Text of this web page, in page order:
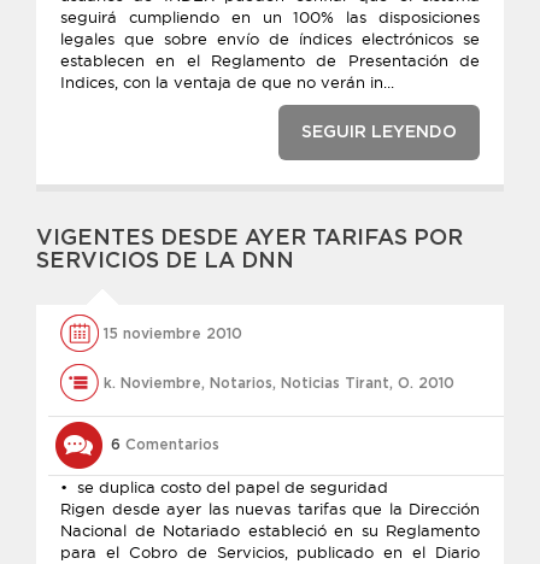
seguirá cumpliendo en un 100% las disposiciones
legales que sobre envío de índices electrónicos se
establecen en el Reglamento de Presentación de
Indices, con la ventaja de que no verán in...
SEGUIR LEYENDO
VIGENTES DESDE AYER TARIFAS POR
SERVICIOS DE LA DNN
15 noviembre 2010
k. Noviembre, Notarios, Noticias Tirant, O. 2010
6 Comentarios
• se duplica costo del papel de seguridad
Rigen desde ayer las nuevas tarifas que la Dirección
Nacional de Notariado estableció en su Reglamento
para el Cobro de Servicios, publicado en el Diario